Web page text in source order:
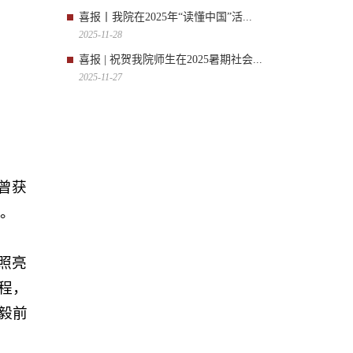
获
亮
，
前
喜报丨我院在2025年“读懂中国”活...
2025-11-28
喜报 | 祝贺我院师生在2025暑期社会...
2025-11-27